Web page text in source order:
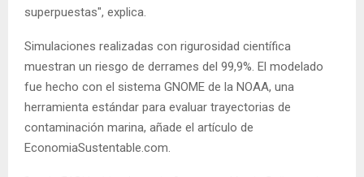
superpuestas", explica.
Simulaciones realizadas con rigurosidad científica
muestran un riesgo de derrames del 99,9%. El modelado
fue hecho con el sistema GNOME de la NOAA, una
herramienta estándar para evaluar trayectorias de
contaminación marina, añade el artículo de
EconomiaSustentable.com.